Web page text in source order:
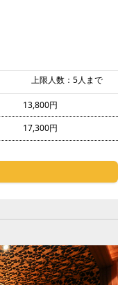
上限人数：5人まで
13,800円
17,300円